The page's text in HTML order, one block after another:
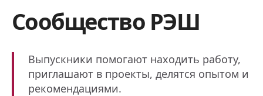
Сообщество РЭШ
Выпускники помогают находить работу,
приглашают в проекты, делятся опытом и
рекомендациями.